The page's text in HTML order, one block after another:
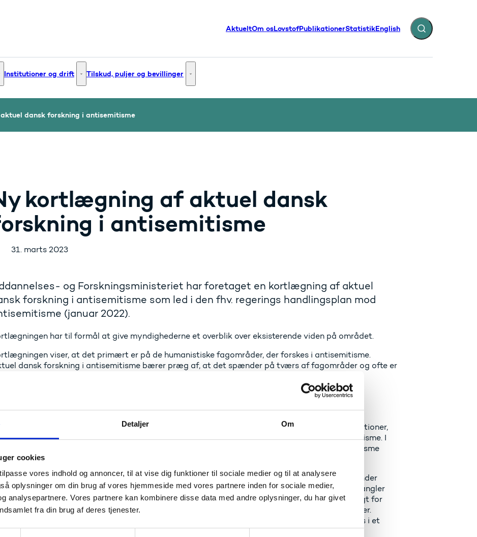
Detaljer Om
cookies
vores indhold og annoncer, til at vise dig funktioner til sociale medier og til at analysere
oplysninger om din brug af vores hjemmeside med vores partnere inden for sociale medier,
analysepartnere. Vores partnere kan kombinere disse data med andre oplysninger, du har givet
fra din brug af deres tjenester.
AktueltOm osLovstofPublikationerStatistikEnglish Fold søgefelt ud
og innovation - Flere links
Institutioner og drift Institutioner og drift - Flere links
Tilskud, puljer og bevillinger Tilskud, puljer og bevillinger - Flere links
dansk forskning i antisemitisme
kortlægning af aktuel dansk
i antisemitisme
31. marts 2023
og Forskningsministeriet har foretaget en kortlægning af aktuel
forskning i antisemitisme som led i den fhv. regerings handlingsplan mod
(januar 2022).
har til formål at give myndighederne et overblik over eksisterende viden på området.
viser, at det primært er på de humanistiske fagområder, der forskes i antisemitisme.
dansk forskning i antisemitisme bærer præg af, at det spænder på tværs af fagområder og ofte er
og publikationer. Siden 2017 har der således været ca. 119 forskningspublikationer,
bredt omhandler antisemitisme, og heraf ca. 19 publikationer snævert fokuseret på antisemitisme. I
danske forskerstand omfattet af kortlægningen er der ca. 1,7 årsværk, der forsker i antisemitisme
defineret, og 7,6 årsværk bredt defineret.
kortlægningens respondenter er der generelt brug for mere forskning i antisemitisme, herunder
den udvikles og spredes. Respondenterne har fremhævet to områder, hvor der særligt mangler
viden: (1) den ’nye’ antisemitisme, hvor antisemitisme genereres ud fra en foragt for
Israel, og (2) antisemitisme i onlinemiljøer, særligt de med konspirationsteoretiske tendenser.
påpeger endvidere, at dansk forskning i antisemitisme mangler konsolidering, f. eks i et
gruppe eller lignende.